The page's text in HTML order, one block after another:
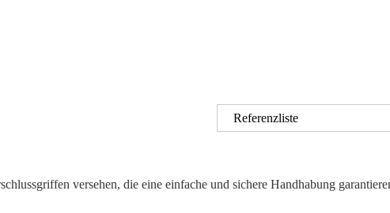
Referenzliste
versehen, die eine einfache und sichere Handhabung